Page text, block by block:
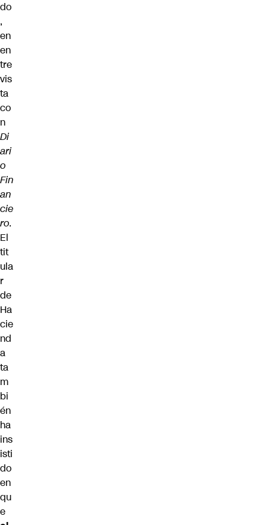
do
,
en
en
tre
vis
ta
co
n
Di
ari
o
Fin
an
cie
ro.
El
tit
ula
r
de
Ha
cie
nd
a
ta
m
bi
én
ha
ins
isti
do
en
qu
e